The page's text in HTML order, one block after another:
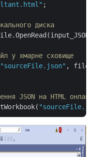
;
диска
у хмарне сховище
"sourceFile.json" ,
JSON на HTML онлайн